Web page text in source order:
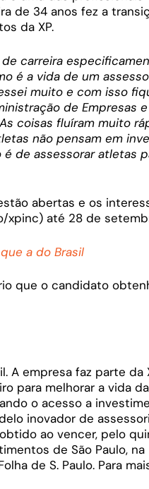
de 34 anos fez a
da XP.
carreira
é a vida de um
muito e com isso
de Empresas
coisas fluíram muito
não pensam em
de assessorar atletas
abertas e os
xpinc) até 28 de
a do Brasil
que o candidato
A empresa faz parte da
para melhorar a vida
o acesso a
inovador de
ao vencer, pelo
de São Paulo, na
de S. Paulo. Para